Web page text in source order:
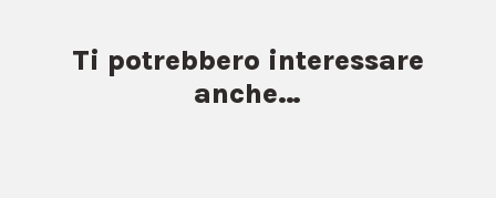
Ti potrebbero interessare
anche…